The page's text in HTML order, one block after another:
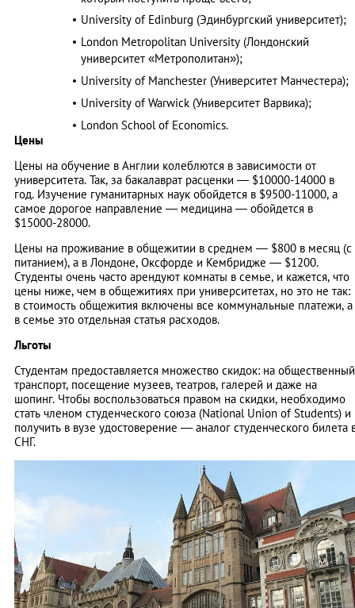
University of Edinburg (Эдинбургский университет);
London Metropolitan University (Лондонский
университет «Метрополитан»);
University of Manchester (Университет Манчестера);
University of Warwick (Университет Варвика);
London School of Economics.
Цены
Цены на обучение в Англии колеблются в зависимости от
университета. Так, за бакалаврат расценки — $10000-14000 в
год. Изучение гуманитарных наук обойдется в $9500-11000, а
самое дорогое направление — медицина — обойдется в
$15000-28000.
Цены на проживание в общежитии в среднем — $800 в месяц (с
питанием), а в Лондоне, Оксфорде и Кембридже — $1200.
Студенты очень часто арендуют комнаты в семье, и кажется, что
цены ниже, чем в общежитиях при университетах, но это не так:
в стоимость общежития включены все коммунальные платежи, а
в семье это отдельная статья расходов.
Льготы
Студентам предоставляется множество скидок: на общественный
транспорт, посещение музеев, театров, галерей и даже на
шопинг. Чтобы воспользоваться правом на скидки, необходимо
стать членом студенческого союза (National Union of Students) и
получить в вузе удостоверение — аналог студенческого билета
СНГ.